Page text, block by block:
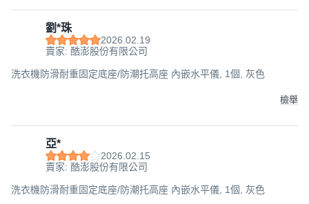
劉*珠
2026.02.19
賣家: 酷澎股份有限公司
洗衣機防滑耐重固定底座/防潮托高座 內嵌水平儀, 1個, 灰色
檢舉
亞*
2026.02.15
賣家: 酷澎股份有限公司
洗衣機防滑耐重固定底座/防潮托高座 內嵌水平儀, 1個, 灰色